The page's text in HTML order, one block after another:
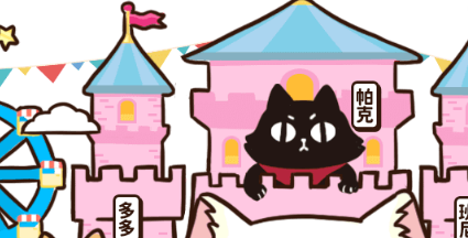
送二】限時買木薯
主食餐包!!買越多送
售完不補】銀湯匙
一包只要$135!!
任三罐88折 任五罐
友善寵物清潔
貓咪的飼料/貓罐/用品 挑選大百
科
貓樂園的主題市集 / 浪浪愛心活
動 / 線下活動
可愛貓奴的吃喝玩樂穿搭趣